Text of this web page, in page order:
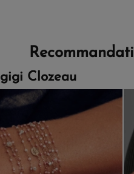
gigi Clozeau